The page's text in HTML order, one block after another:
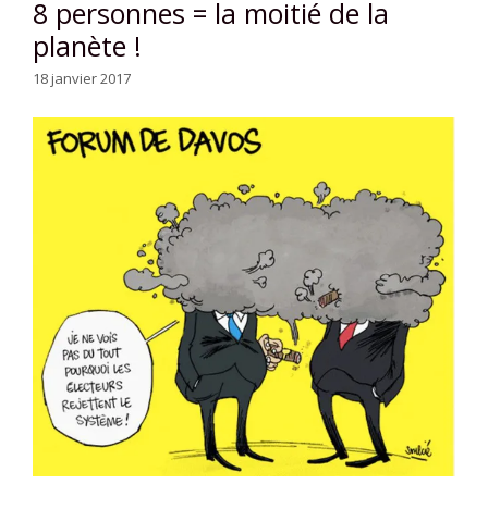
8 personnes = la moitié de la
planète !
18 janvier 2017